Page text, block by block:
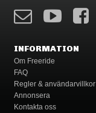
INFORMATION
Om Freeride
FAQ
Regler & användarvillkor
Annonsera
Kontakta oss